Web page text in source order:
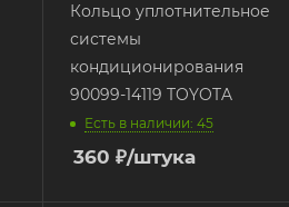
Кольцо уплотнительное
системы
кондиционирования
90099-14119 TOYOTA
Есть в наличии: 45
360 ₽/штука